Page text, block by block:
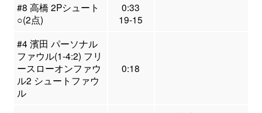
#8 高橋 2Pシュート
○(2点)
0:33
19-15
#4 濱田 パーソナル
ファウル(1-4:2) フリ
ースローオンファウ
ル2 シュートファウ
ル
0:18